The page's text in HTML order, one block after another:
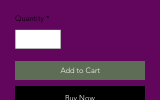
Quantity *
Add to Cart
Buy Now